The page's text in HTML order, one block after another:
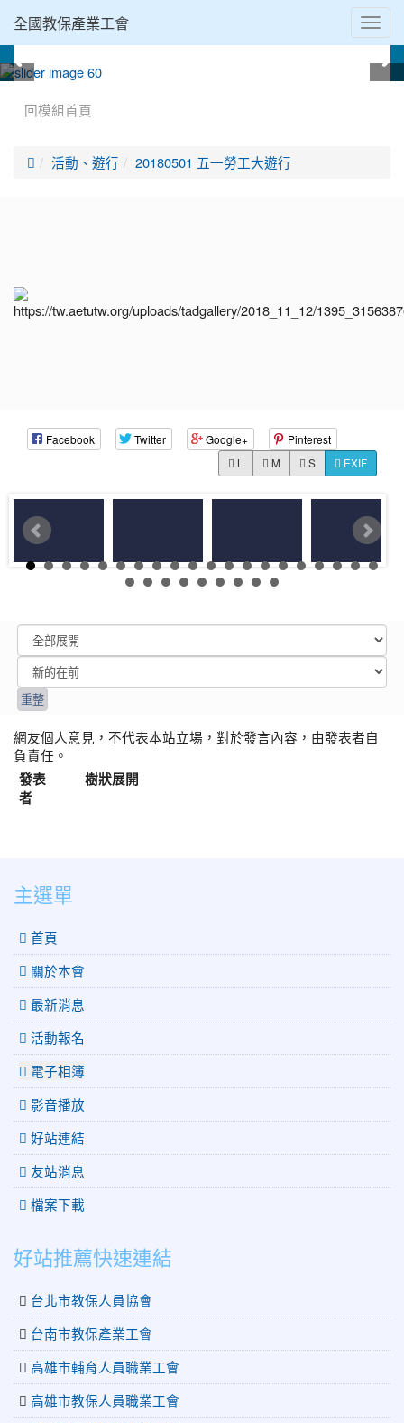
全國教保產業工會
回模組首頁
 活動、遊行 20180501 五一勞工大遊行
Facebook Twitter Google+ Pinterest
L M S EXIF
網友個人意見，不代表本站立場，對於發言內容，由發表者自
負責任。
發表
者
樹狀展開
主選單
 首頁
關於本會
最新消息
活動報名
電子相簿
影音播放
好站連結
友站消息
檔案下載
好站推薦快速連結
台北市教保人員協會
台南市教保產業工會
高雄市輔育人員職業工會
高雄市教保人員職業工會